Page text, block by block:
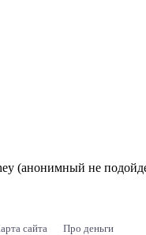
(анонимный не
сайта Про деньги